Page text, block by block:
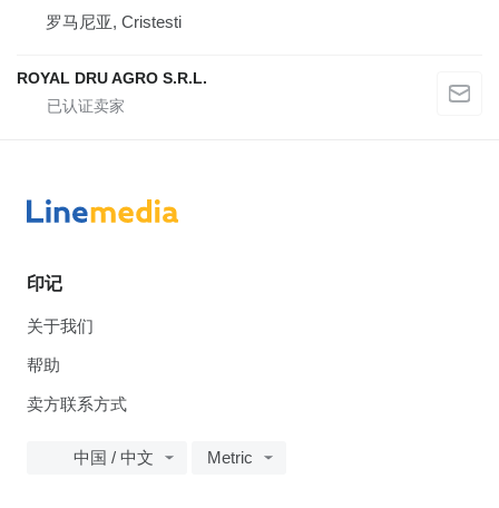
罗马尼亚, Cristesti
ROYAL DRU AGRO S.R.L.
印记
关于我们
帮助
卖方联系方式
中国 / 中文 Metric